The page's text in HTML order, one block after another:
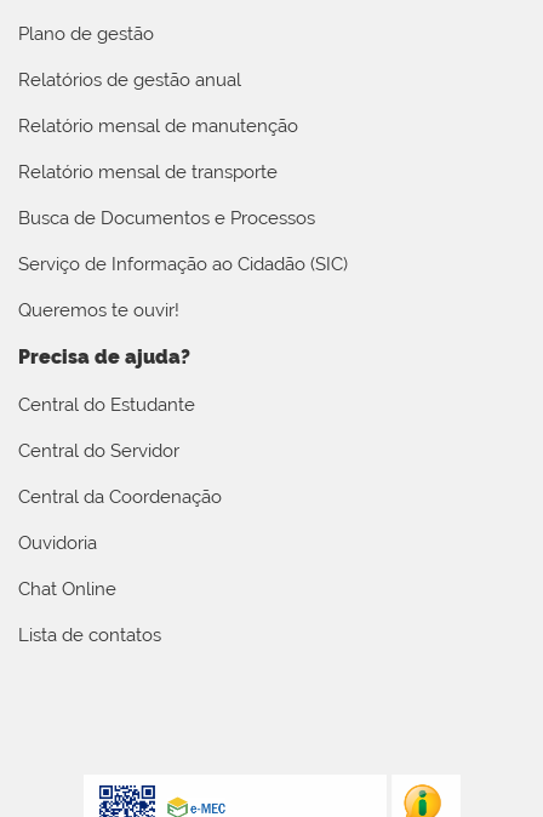
Plano de gestão
Relatórios de gestão anual
Relatório mensal de manutenção
Relatório mensal de transporte
Busca de Documentos e Processos
Serviço de Informação ao Cidadão (SIC)
Queremos te ouvir!
Precisa de ajuda?
Central do Estudante
Central do Servidor
Central da Coordenação
Ouvidoria
Chat Online
Lista de contatos